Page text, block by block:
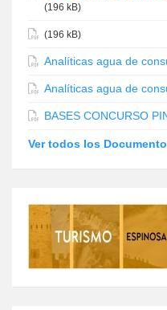
(196 kB)
(196 kB)
Analíticas agua de
Analíticas agua de
BASES CONCURSO
Ver todos los